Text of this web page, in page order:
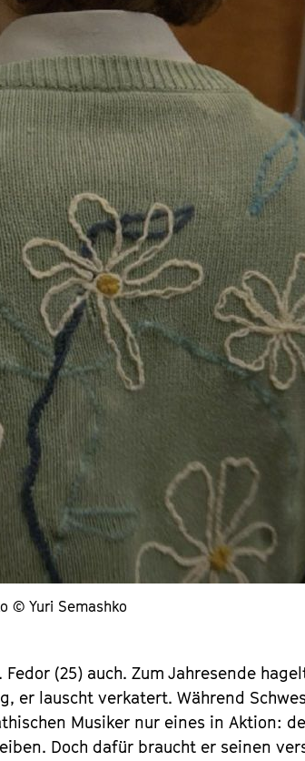
© Yuri Semashko
(25) auch. Zum Jahresende
er lauscht verkatert. Während
Musiker nur eines in Aktion:
Doch dafür braucht er seinen